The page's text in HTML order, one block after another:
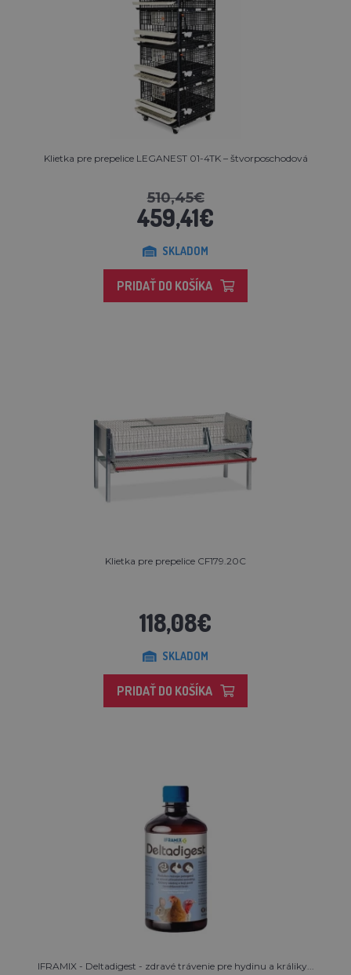
Klietka pre prepelice LEGANEST 01-4TK – štvorposchodová
510,45€
459,41€
SKLADOM
PRIDAŤ DO KOŠÍKA
Klietka pre prepelice CF179.20C
118,08€
SKLADOM
PRIDAŤ DO KOŠÍKA
IFRAMIX - Deltadigest - zdravé trávenie pre hydinu a králiky...